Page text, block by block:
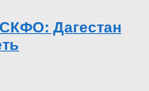
Дагестан